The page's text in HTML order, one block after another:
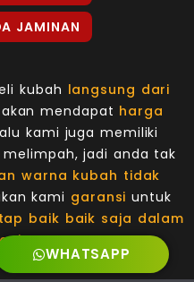
JAMINAN
kubah langsung dari
mendapat harga
kami juga memiliki
jadi anda tak
warna kubah tidak
kami garansi untuk
baik baik saja dalam
.
WHATSAPP